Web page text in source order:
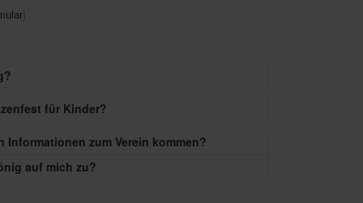
für Kinder?
Informationen zum Verein kommen?
auf mich zu?